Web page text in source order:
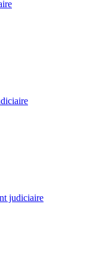
judiciaire